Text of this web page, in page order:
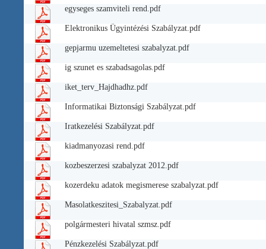
egyseges szamviteli rend.pdf
Elektronikus Ügyintézési Szabályzat.pdf
gepjarmu uzemeltetesi szabalyzat.pdf
ig szunet es szabadsagolas.pdf
iket_terv_Hajdhadhz.pdf
Informatikai Biztonsági Szabályzat.pdf
Iratkezelési Szabályzat.pdf
kiadmanyozasi rend.pdf
kozbeszerzesi szabalyzat 2012.pdf
kozerdeku adatok megismerese szabalyzat.pdf
Masolatkeszitesi_Szabalyzat.pdf
polgármesteri hivatal szmsz.pdf
Pénzkezelési Szabályzat.pdf